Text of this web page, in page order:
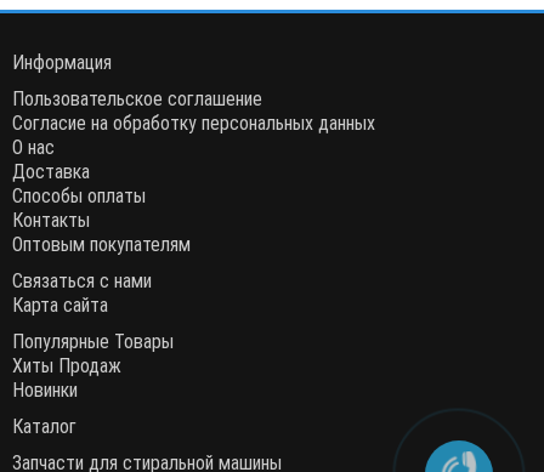
Информация
Пользовательское соглашение
Согласие на обработку персональных данных
О нас
Доставка
Способы оплаты
Контакты
Оптовым покупателям
Связаться с нами
Карта сайта
Популярные Товары
Хиты Продаж
Новинки
Каталог
Запчасти для стиральной машины